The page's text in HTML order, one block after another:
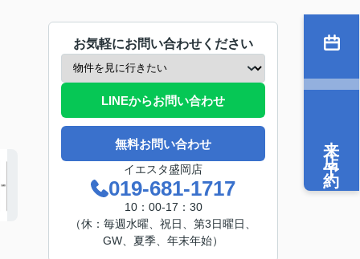
お気軽にお問い合わせください
LINEからお問い合わせ
無料お問い合わせ
イエスタ盛岡店
019-681-1717
10：00-17：30
（休：毎週水曜、祝日、第3日曜日、
GW、夏季、年末年始）
来店予約